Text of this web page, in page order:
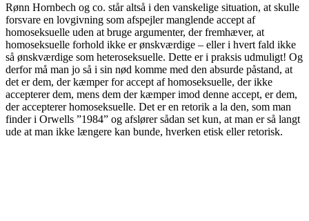
Rønn Hornbech og co. står altså i den vanskelige situation, at skulle
forsvare en lovgivning som afspejler manglende accept af
homoseksuelle uden at bruge argumenter, der fremhæver, at
homoseksuelle forhold ikke er ønskværdige – eller i hvert fald ikke
så ønskværdige som heteroseksuelle. Dette er i praksis udmuligt! Og
derfor må man jo så i sin nød komme med den absurde påstand, at
det er dem, der kæmper for accept af homoseksuelle, der ikke
accepterer dem, mens dem der kæmper imod denne accept, er dem,
der accepterer homoseksuelle. Det er en retorik a la den, som man
finder i Orwells ”1984” og afslører sådan set kun, at man er så langt
ude at man ikke længere kan bunde, hverken etisk eller retorisk.